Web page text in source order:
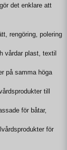
det enklare att
rengöring, polering
vårdar plast, textil
på samma höga
till
för båtar,
för